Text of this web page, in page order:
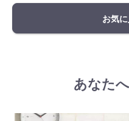
お気
あなた